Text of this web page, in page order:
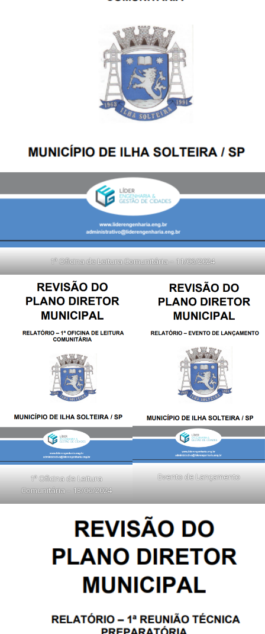
1ª Oficina de Leitura Comunitária – 11/06/2024
1ª Oficina de Leitura
Comunitária – 13/06/2024
Evento de Lançamento